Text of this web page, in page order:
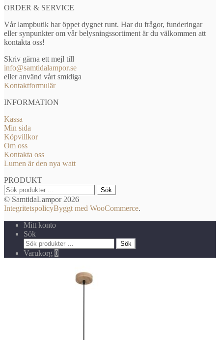
ORDER & SERVICE
Vår lampbutik har öppet dygnet runt. Har du frågor, funderingar
eller synpunkter om vår belysningssortiment är du välkommen att
kontakta oss!
Skriv gärna ett mejl till
info@samtidalampor.se
eller använd vårt smidiga
Kontaktformulär
INFORMATION
Kassa
Min sida
Köpvillkor
Om oss
Kontakta oss
Lumen är den nya watt
PRODUKT
Sök
efter:
Sök
© SamtidaLampor 2026
IntegritetspolicyByggt med WooCommerce.
Mitt konto
Sök
Sök
efter:
Sök
Varukorg 0